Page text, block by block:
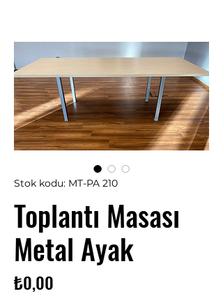
Stok kodu: MT-PA 210
Toplantı Masası
Metal Ayak
₺0,00